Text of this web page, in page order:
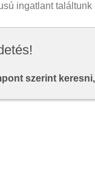
ingatlant találtunk
szerint